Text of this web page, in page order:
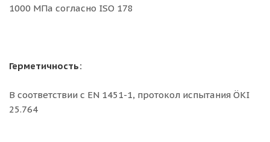
1000 MПа согласно ISO 178
Герметичность:
В соответствии с EN 1451-1, протокол испытания ÖKI
25.764